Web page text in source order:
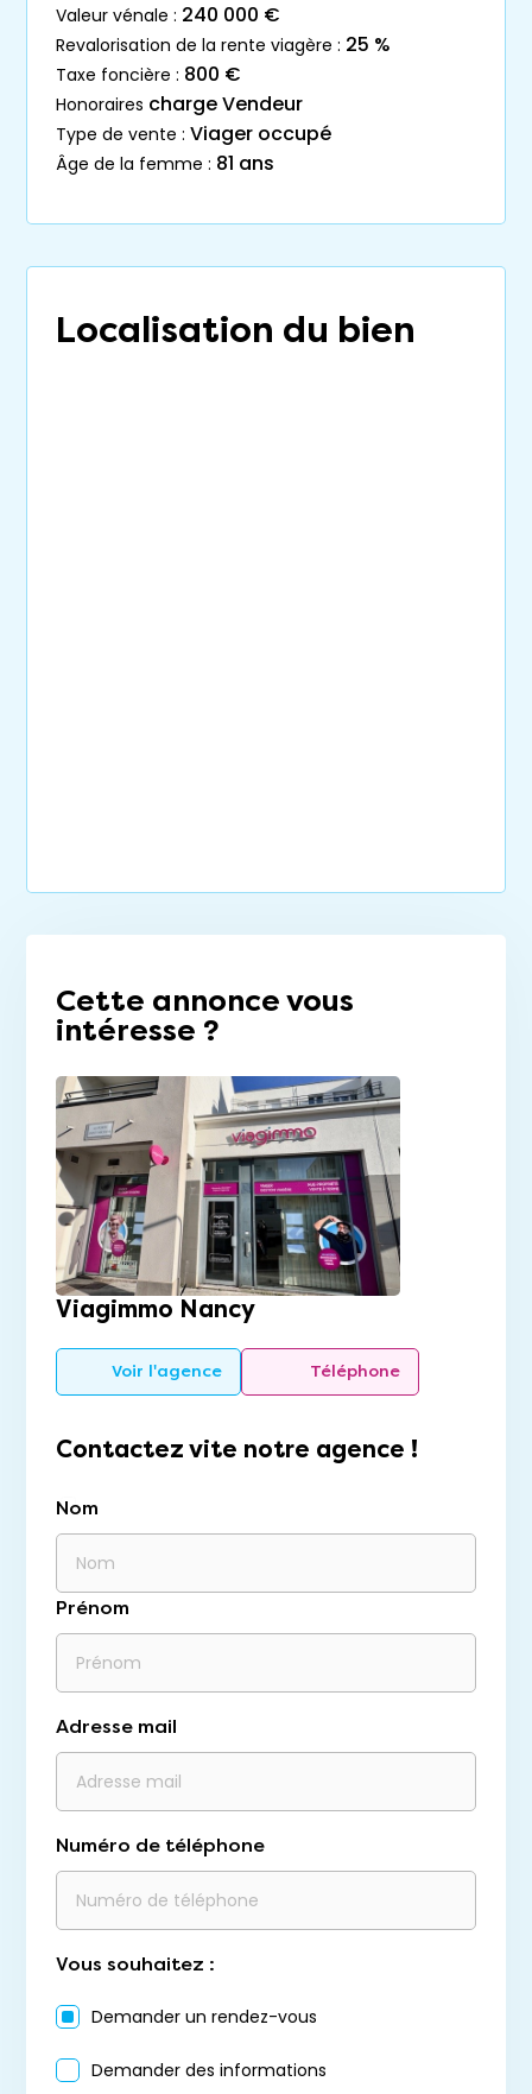
valeur vénale : 240 000 €
revalorisation de la rente viagère : 25 %
taxe foncière : 800 €
honoraires charge Vendeur
type de vente : Viager occupé
âge de la femme : 81 ans
Localisation du bien
Cette annonce vous
intéresse ?
Viagimmo Nancy
Voir l'agence Téléphone
Contactez vite notre agence !
Nom
Prénom
Adresse mail
Numéro de téléphone
Vous souhaitez :
Demander un rendez-vous
Demander des informations